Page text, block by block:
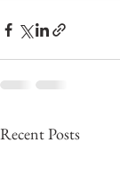
Recent Posts